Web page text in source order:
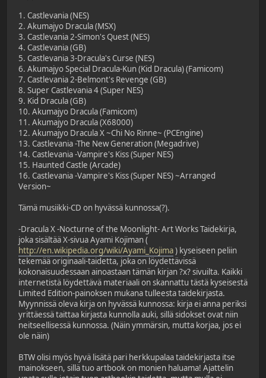
1. Castlevania (NES)
2. Akumajyo Dracula (MSX)
3. Castlevania 2-Simon's Quest (NES)
4. Castlevania (GB)
5. Castlevania 3-Dracula's Curse (NES)
6. Akumajyo Special Dracula-Kun (Kid Dracula) (Famicom)
7. Castlevania 2-Belmont's Revenge (GB)
8. Super Castlevania 4 (Super NES)
9. Kid Dracula (GB)
10. Akumajyo Dracula (Famicom)
11. Akumajyo Dracula (X68000)
12. Akumajyo Dracula X ~Chi No Rinne~ (PCEngine)
13. Castlevania -The New Generation (Megadrive)
14. Castlevania -Vampire's Kiss (Super NES)
15. Haunted Castle (Arcade)
16. Castlevania -Vampire's Kiss (Super NES) ~Arranged
Version~
Tämä musiikki-CD on hyvässä kunnossa(?).
-Dracula X -Nocturne of the Moonlight- Art Works Taidekirja,
joka sisältää X-sivua Ayami Kojiman (
http://en.wikipedia.org/wiki/Ayami_Kojima) kyseiseen peliin
tekemää originaali-taidetta, joka on löydettävissä
kokonaisuudessaan ainoastaan tämän kirjan ?x? sivuilta. Kaikki
internetistä löydettävä materiaali on skannattu tästä kyseisestä
Limited Edition-painoksen mukana tulleesta taidekirjasta.
Myynnissä oleva kirja on hyvässä kunnossa: kirja ei anna periksi
yrittäessä taittaa kirjasta kunnolla auki, sillä sidokset ovat niin
neitseellisessä kunnossa. (Näin ymmärsin, mutta korjaa, jos ei
ole näin)
BTW olisi myös hyvä lisätä pari herkkupalaa taidekirjasta itse
mainokseen, sillä tuo artbook on monien haluama! Ajattelin